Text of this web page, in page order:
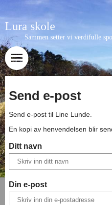
Lura skole
Sammen setter vi verdifulle
Send e-post
Send e-post til Line Lunde.
En kopi av henvendelsen blir
Ditt navn
Din e-post